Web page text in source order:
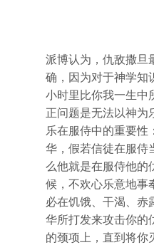
派博认为，仇敌撒旦
确，因为对于神学知
小时里比你我一生中
正问题是无法以神为
乐在服侍中的重要性
华，假若信徒在服侍
么他就是在服侍他的
候，不欢心乐意地事
必在饥饿、干渴、赤
华所打发来攻击你的
的颈项上，直到将你